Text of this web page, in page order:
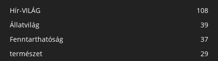
Hír-VILÁG
108
Állatvilág
39
Fenntarthatóság
37
természet
29